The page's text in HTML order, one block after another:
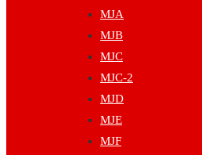
MJA
MJB
MJC
MJC-2
MJD
MJE
MJF